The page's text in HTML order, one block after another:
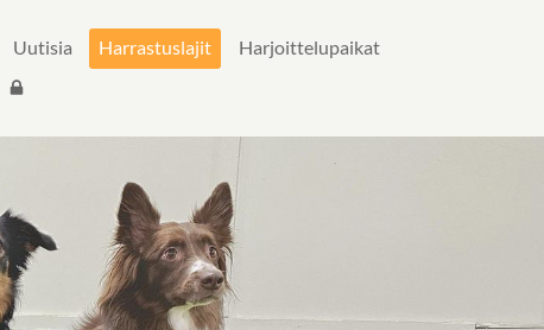
Uutisia Harrastuslajit
Harjoittelupaikat